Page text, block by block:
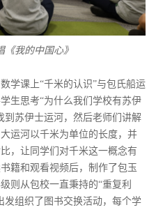
我的中国心》
学课上“千米的认识”与包氏船运
生思考“为什么我们学校有苏伊
到苏伊士运河，然后老师们讲解
运河以千米为单位的长度，并
，让同学们对千米这一概念有
籍和观看视频后，制作了包玉
则从包校一直秉持的“重复利
发组织了图书交换活动，每个学